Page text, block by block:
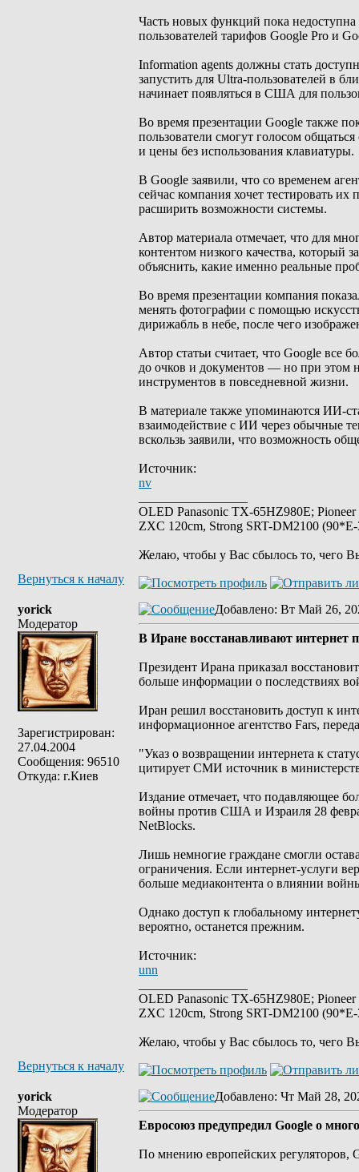
Часть новых функций пока недоступна
пользователей тарифов Google Pro и
Information agents должны стать
запустить для Ultra-пользователей в
начинает появляться в США для
Во время презентации Google также
пользователи смогут голосом
и цены без использования клавиатуры.
В Google заявили, что со временем
сейчас компания хочет тестировать
расширить возможности системы.
Автор материала отмечает, что для
контентом низкого качества, который
объяснить, какие именно реальные
Во время презентации компания
менять фотографии с помощью
дирижабль в небе, после чего
Автор статьи считает, что Google
до очков и документов — но при этом
инструментов в повседневной жизни.
В материале также упоминаются ИИ-
взаимодействие с ИИ через обычные
вскользь заявили, что возможность
Источник:
nv
OLED Panasonic TX-65HZ980E;
ZXC 120cm, Strong SRT-DM2100
Желаю, чтобы у Вас сбылось то, чего
Вернуться к началу
yorick
Модератор
Зарегистрирован:
27.04.2004
Сообщения: 96510
Откуда: г.Киев
Добавлено: Вт Май 26,
В Иране восстанавливают
Президент Ирана приказал
больше информации о последствиях
Иран решил восстановить доступ к
информационное агентство Fars,
"Указ о возвращении интернета к
цитирует СМИ источник в
Издание отмечает, что подавляющее
войны против США и Израиля 28
NetBlocks.
Лишь немногие граждане смогли
ограничения. Если интернет-услуги
больше медиаконтента о влиянии
Однако доступ к глобальному
вероятно, останется прежним.
Источник:
unn
OLED Panasonic TX-65HZ980E;
ZXC 120cm, Strong SRT-DM2100
Желаю, чтобы у Вас сбылось то, чего
Вернуться к началу
yorick
Модератор
Добавлено: Чт Май 28,
Евросоюз предупредил Google о
По мнению европейских регуляторов,